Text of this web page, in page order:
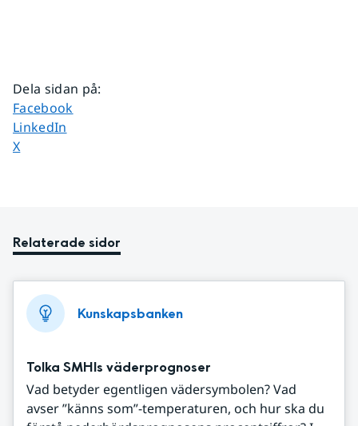
Dela sidan på:
Dela sidan på
Facebook
Dela sidan på
LinkedIn
Dela sidan på
X
Relaterade sidor
Kunskapsbanken
Tolka SMHIs väderprognoser
Vad betyder egentligen vädersymbolen? Vad
avser ”känns som”-temperaturen, och hur ska du